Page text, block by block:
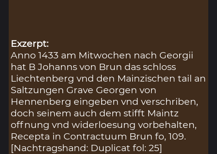
Exzerpt:
Anno 1433 am Mitwochen nach Georgii
hat B Johanns von Brun das schloss
Liechtenberg vnd den Mainzischen tail an
Saltzungen Grave Georgen von
Hennenberg eingeben vnd verschriben,
doch seinem auch dem stifft Maintz
offnung vnd widerloesung vorbehalten,
Recepta in Contractuum Brun fo, 109.
[Nachtragshand: Duplicat fol: 25]